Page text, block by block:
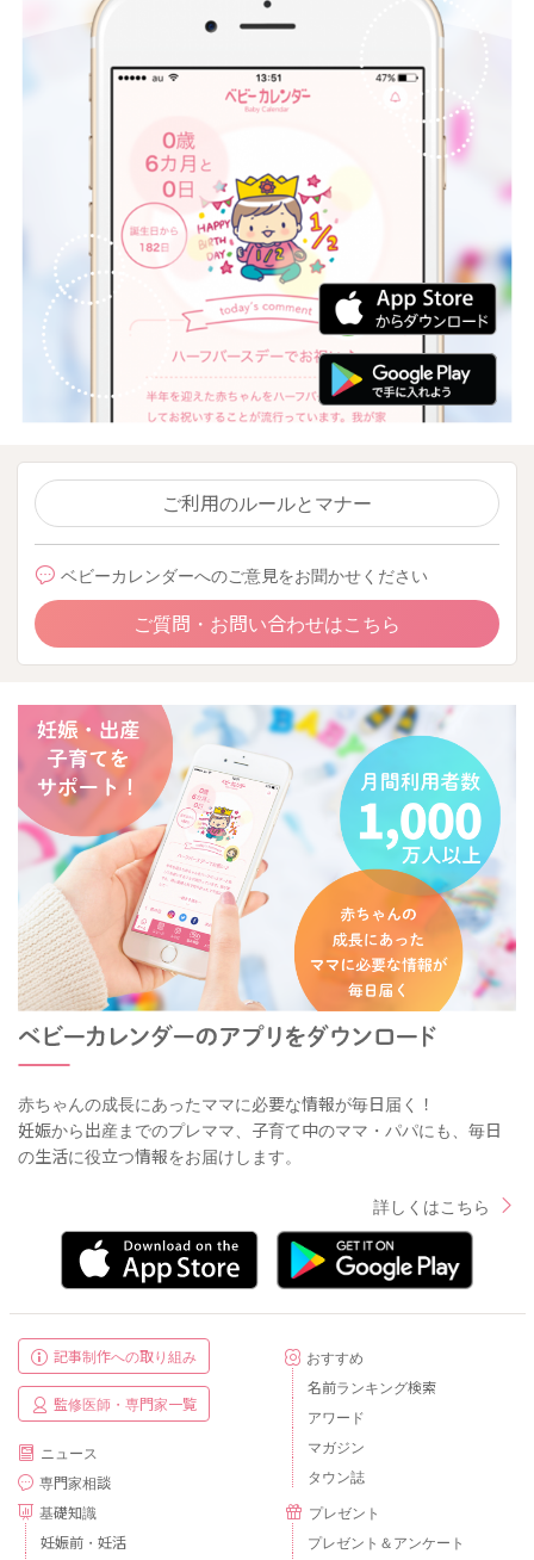
ご利用のルールとマナー
ベビーカレンダーへのご意見をお聞かせください
ご質問・お問い合わせはこちら
赤ちゃんの成長にあったママに必要な情報が毎日届く！
妊娠から出産までのプレママ、子育て中のママ・パパにも、毎日
の生活に役立つ情報をお届けします。
詳しくはこちら
記事制作への取り組み
監修医師・専門家一覧
ニュース
専門家相談
基礎知識
妊娠前・妊活
おすすめ
名前ランキング検索
アワード
マガジン
タウン誌
プレゼント
プレゼント＆アンケート